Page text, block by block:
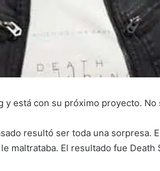
y está con su próximo proyecto.
resultó ser toda una sorpresa.
maltrataba. El resultado fue